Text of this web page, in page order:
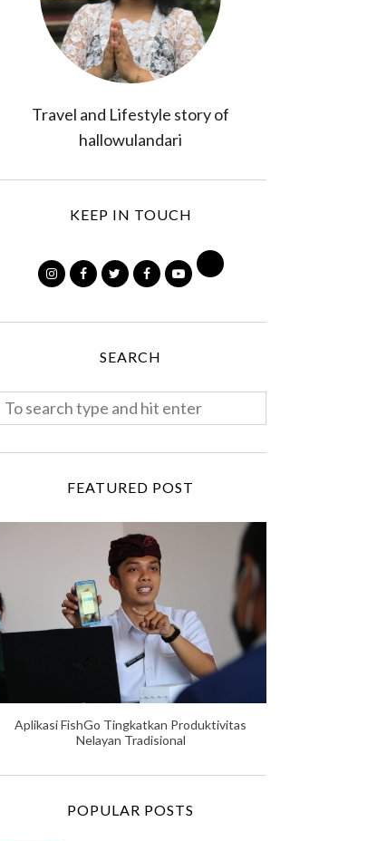
Travel and Lifestyle story of
hallowulandari
KEEP IN TOUCH
SEARCH
FEATURED POST
Aplikasi FishGo Tingkatkan Produktivitas
Nelayan Tradisional
POPULAR POSTS